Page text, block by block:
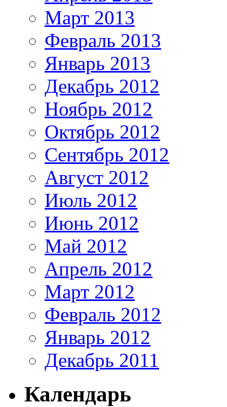
Март 2013
Февраль 2013
Январь 2013
Декабрь 2012
Ноябрь 2012
Октябрь 2012
Сентябрь 2012
Август 2012
Июль 2012
Июнь 2012
Май 2012
Апрель 2012
Март 2012
Февраль 2012
Январь 2012
Декабрь 2011
Календарь